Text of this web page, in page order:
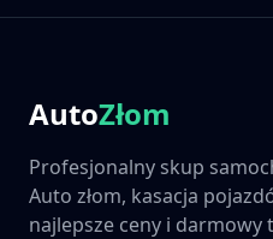
AutoZłom
Profesjonalny skup
Auto złom, kasacja
najlepsze ceny i darmowy